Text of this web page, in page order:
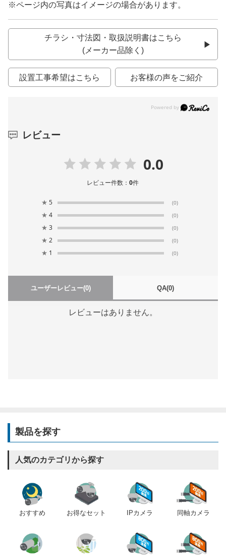
※ページ内の写真はイメージの場合があります。
チラシ・寸法図・取扱説明書はこちら
(メーカー品除く)
設置工事希望はこちら お客様の声をご紹介
レビュー
0.0
レビュー件数：0件
★ 5 (0)
★ 4 (0)
★ 3 (0)
★ 2 (0)
★ 1 (0)
ユーザーレビュー(0) QA(0)
レビューはありません。
製品を探す
人気のカテゴリから探す
おすすめ お得なセット IPカメラ 同軸カメラ